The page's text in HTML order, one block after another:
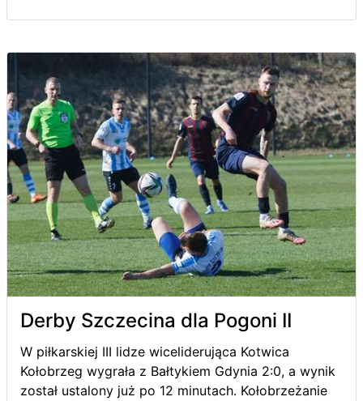
Derby Szczecina dla Pogoni II
W piłkarskiej III lidze wiceliderująca Kotwica
Kołobrzeg wygrała z Bałtykiem Gdynia 2:0, a wynik
został ustalony już po 12 minutach. Kołobrzeżanie